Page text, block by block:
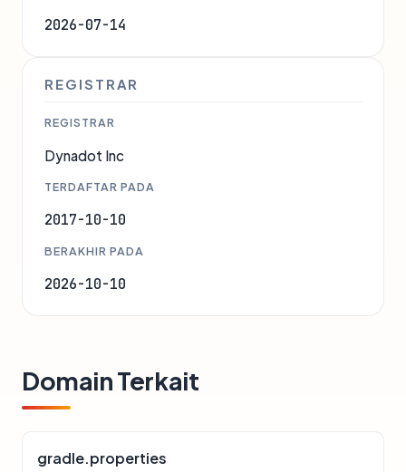
2026-07-14
REGISTRAR
REGISTRAR
Dynadot Inc
TERDAFTAR PADA
2017-10-10
BERAKHIR PADA
2026-10-10
Domain Terkait
gradle.properties